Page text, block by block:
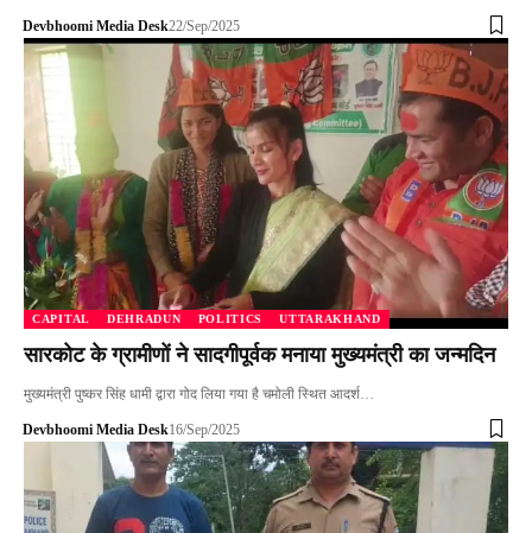
Devbhoomi Media Desk22/Sep/2025
CAPITAL DEHRADUN POLITICS UTTARAKHAND
सारकोट के ग्रामीणों ने सादगीपूर्वक मनाया मुख्यमंत्री का जन्मदिन
मुख्यमंत्री पुष्कर सिंह धामी द्वारा गोद लिया गया है चमोली स्थित आदर्श…
Devbhoomi Media Desk16/Sep/2025